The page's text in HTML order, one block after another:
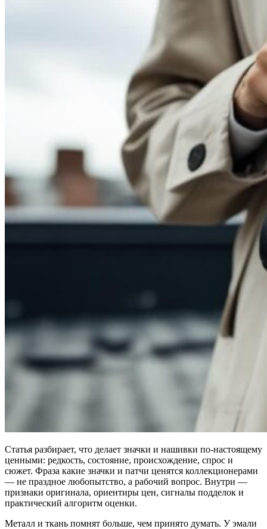
Статья разбирает, что делает значки и нашивки по‑настоящему
ценными: редкость, состояние, происхождение, спрос и
сюжет. Фраза какие значки и патчи ценятся коллекционерами
— не праздное любопытство, а рабочий вопрос. Внутри —
признаки оригинала, ориентиры цен, сигналы подделок и
практический алгоритм оценки.
Металл и ткань помнят больше, чем принято думать. У эмали